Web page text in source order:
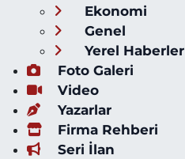
Ekonomi
Genel
Yerel Haberler
Foto Galeri
Video
Yazarlar
Firma Rehberi
Seri İlan